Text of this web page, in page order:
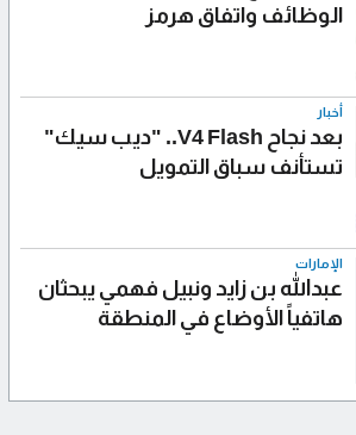
الوظائف واتفاق هرمز
أخبار
بعد نجاح V4 Flash.. "ديب سيك"
تستأنف سباق التمويل
الإمارات
عبدالله بن زايد ونبيل فهمي يبحثان
هاتفياً الأوضاع في المنطقة